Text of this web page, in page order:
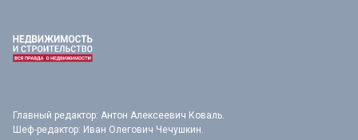
Главный редактор: Антон Алексеевич Коваль.
Шеф-редактор: Иван Олегович Чечушкин.